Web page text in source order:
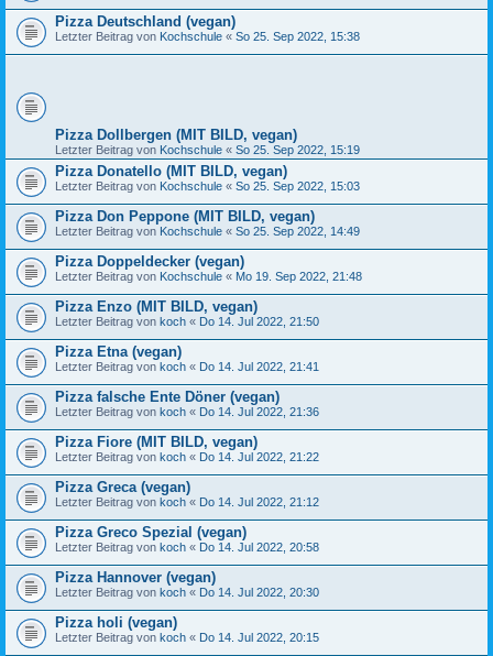
Pizza Deutschland (vegan)
Letzter Beitrag von Kochschule « So 25. Sep 2022, 15:38
Pizza Dollbergen (MIT BILD, vegan)
Letzter Beitrag von Kochschule « So 25. Sep 2022, 15:19
Pizza Donatello (MIT BILD, vegan)
Letzter Beitrag von Kochschule « So 25. Sep 2022, 15:03
Pizza Don Peppone (MIT BILD, vegan)
Letzter Beitrag von Kochschule « So 25. Sep 2022, 14:49
Pizza Doppeldecker (vegan)
Letzter Beitrag von Kochschule « Mo 19. Sep 2022, 21:48
Pizza Enzo (MIT BILD, vegan)
Letzter Beitrag von koch « Do 14. Jul 2022, 21:50
Pizza Etna (vegan)
Letzter Beitrag von koch « Do 14. Jul 2022, 21:41
Pizza falsche Ente Döner (vegan)
Letzter Beitrag von koch « Do 14. Jul 2022, 21:36
Pizza Fiore (MIT BILD, vegan)
Letzter Beitrag von koch « Do 14. Jul 2022, 21:22
Pizza Greca (vegan)
Letzter Beitrag von koch « Do 14. Jul 2022, 21:12
Pizza Greco Spezial (vegan)
Letzter Beitrag von koch « Do 14. Jul 2022, 20:58
Pizza Hannover (vegan)
Letzter Beitrag von koch « Do 14. Jul 2022, 20:30
Pizza holi (vegan)
Letzter Beitrag von koch « Do 14. Jul 2022, 20:15